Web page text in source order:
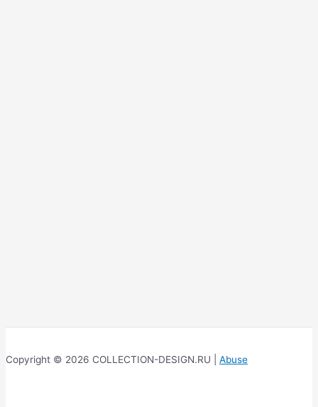
Copyright © 2026 COLLECTION-DESIGN.RU | Abuse